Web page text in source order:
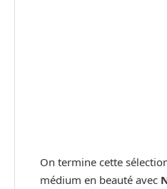
On termine cette
médium en beauté avec